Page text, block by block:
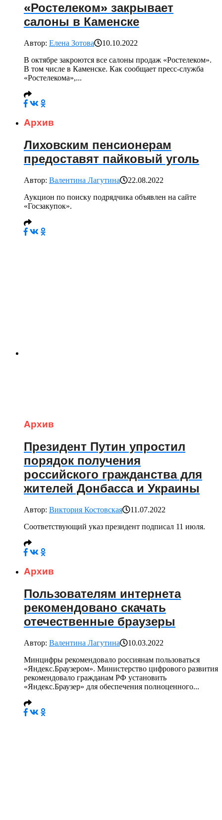
«Ростелеком» закрывает
салоны в Каменске
Автор: Елена Зотова
10.10.2022
В октябре закроются все салоны продаж «Ростелеком».
В том числе в Каменске. Как сообщает пресс-служба
«Ростелекома»,...
Архив
Лиховским пенсионерам
предоставят пайковый уголь
Автор: Валентина Лагутина
22.08.2022
Аукцион по поиску подрядчика объявлен на сайте
«Госзакупок».
Архив
Президент Путин упростил
порядок получения
российского гражданства для
жителей Донбасса и Украины
Автор: Виктория Костовская
11.07.2022
Соответствующий указ президент подписал 11 июля.
Архив
Пользователям интернета
рекомендовано скачать
отечественные браузеры
Автор: Валентина Лагутина
10.03.2022
Минцифры рекомендовало россиянам пользоваться
«Яндекс.Браузером». Министерство цифрового развития
рекомендовало гражданам РФ установить
«Яндекс.Браузер» для обеспечения полноценного...